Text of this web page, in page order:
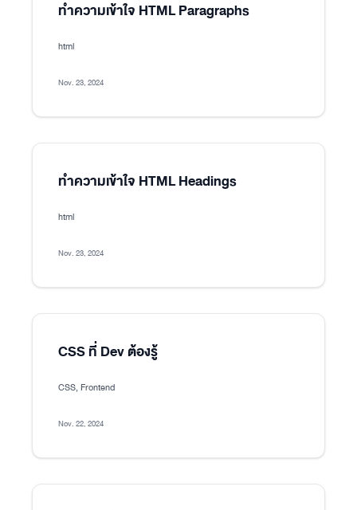
ทำความเข้าใจ HTML Paragraphs
html
Nov. 23, 2024
ทำความเข้าใจ HTML Headings
html
Nov. 23, 2024
CSS ที่ Dev ต้องรู้
CSS, Frontend
Nov. 22, 2024